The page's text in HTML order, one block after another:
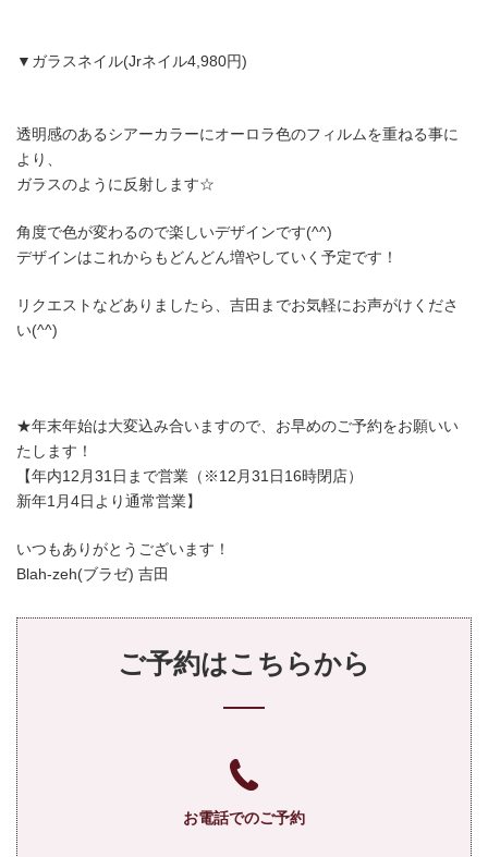
▼ガラスネイル(Jrネイル4,980円)
透明感のあるシアーカラーにオーロラ色のフィルムを重ねる事に
より、
ガラスのように反射します☆
角度で色が変わるので楽しいデザインです(^^)
デザインはこれからもどんどん増やしていく予定です！
リクエストなどありましたら、吉田までお気軽にお声がけくださ
い(^^)
★年末年始は大変込み合いますので、お早めのご予約をお願いい
たします！
【年内12月31日まで営業（※12月31日16時閉店）
新年1月4日より通常営業】
いつもありがとうございます！
Blah-zeh(ブラゼ) 吉田
ご予約はこちらから
お電話でのご予約